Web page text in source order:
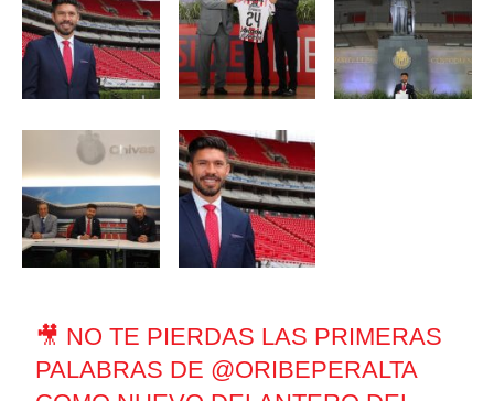
🎥 NO TE PIERDAS LAS PRIMERAS
PALABRAS DE @ORIBEPERALTA